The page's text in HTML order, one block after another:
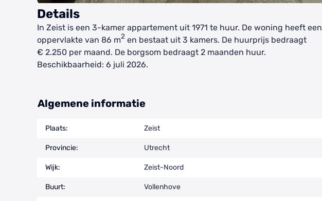
Details
In Zeist is een 3-kamer appartement uit 1971 te huur. De woning heeft een
oppervlakte van 86 m2 en bestaat uit 3 kamers. De huurprijs bedraagt
€ 2.250 per maand. De borgsom bedraagt 2 maanden huur.
Beschikbaarheid: 6 juli 2026.
Algemene informatie
Plaats: Zeist
Provincie: Utrecht
Wijk: Zeist-Noord
Buurt: Vollenhove